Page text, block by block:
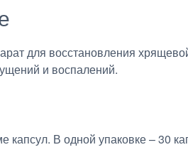
для восстановления
и воспалений.
капсул. В одной упаковке – 30